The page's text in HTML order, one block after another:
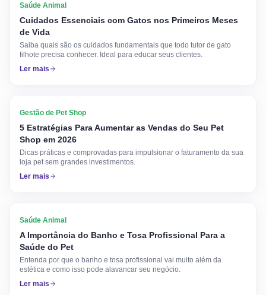
Saúde Animal
Cuidados Essenciais com Gatos nos Primeiros Meses
de Vida
Saiba quais são os cuidados fundamentais que todo tutor de gato
filhote precisa conhecer. Ideal para educar seus clientes.
Ler mais
Gestão de Pet Shop
5 Estratégias Para Aumentar as Vendas do Seu Pet
Shop em 2026
Dicas práticas e comprovadas para impulsionar o faturamento da sua
loja pet sem grandes investimentos.
Ler mais
Saúde Animal
A Importância do Banho e Tosa Profissional Para a
Saúde do Pet
Entenda por que o banho e tosa profissional vai muito além da
estética e como isso pode alavancar seu negócio.
Ler mais